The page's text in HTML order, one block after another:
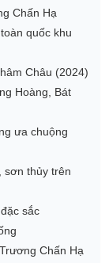
Chấn Hạ
quốc khu
Châu (2024)
Hoàng, Bát
ưa chuộng
sơn thủy trên
sắc
Chấn Hạ